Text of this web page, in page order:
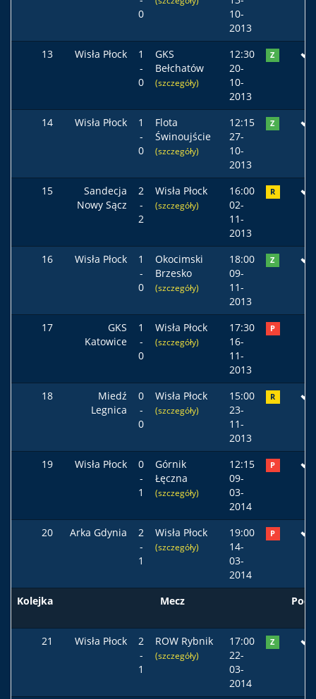
0
10-
2013
13
Wisła Płock
1
-
0
GKS
Bełchatów
(szczegóły)
12:30
20-
10-
2013
Z
14 Wisła Płock
1
-
0
Flota
Świnoujście
(szczegóły)
12:15
27-
10-
2013
Z
15
Sandecja
Nowy Sącz
2
-
2
Wisła Płock
(szczegóły)
16:00
02-
11-
2013
R
16 Wisła Płock
1
-
0
Okocimski
Brzesko
(szczegóły)
18:00
09-
11-
2013
Z
17
GKS
Katowice
1
-
0
Wisła Płock
(szczegóły)
17:30
16-
11-
2013
P
18
Miedź
Legnica
0
-
0
Wisła Płock
(szczegóły)
15:00
23-
11-
2013
R
19 Wisła Płock
0
-
1
Górnik
Łęczna
(szczegóły)
12:15
09-
03-
2014
P
20 Arka Gdynia
2
-
1
Wisła Płock
(szczegóły)
19:00
14-
03-
2014
P
Kolejka Mecz
21 Wisła Płock
2
-
1
ROW Rybnik
(szczegóły)
17:00
22-
03-
2014
Z